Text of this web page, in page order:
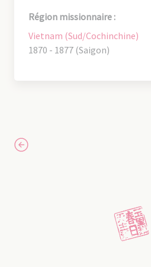
Région missionnaire :
Vietnam (Sud/Cochinchine)
1870 - 1877 (Saigon)